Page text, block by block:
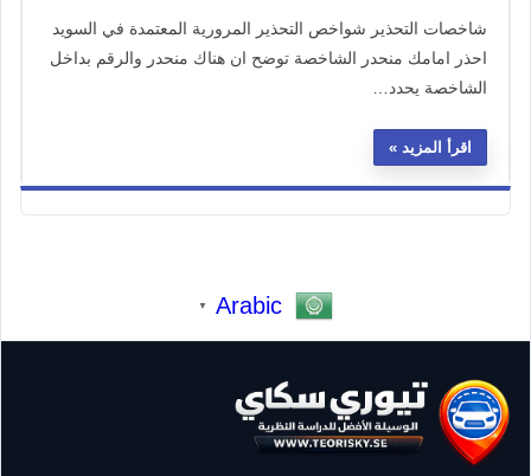
شاخصات التحذير شواخص التحذير المرورية المعتمدة في السويد
احذر امامك منحدر الشاخصة توضح ان هناك منحدر والرقم بداخل
الشاخصة يحدد…
اقرأ المزيد
Arabic
▼